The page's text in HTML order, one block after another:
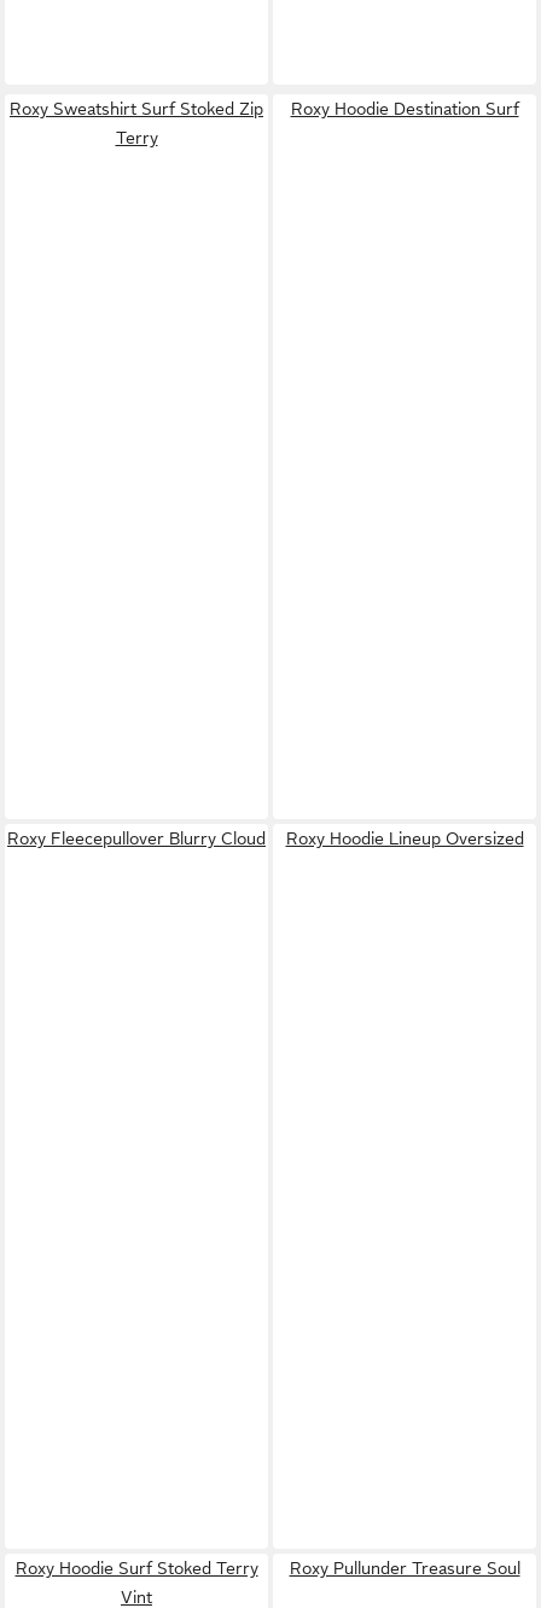
Roxy Sweatshirt Surf Stoked Zip
Terry
Roxy Hoodie Destination Surf
Roxy Fleecepullover Blurry Cloud Roxy Hoodie Lineup Oversized
Roxy Hoodie Surf Stoked Terry
Vint
Roxy Pullunder Treasure Soul